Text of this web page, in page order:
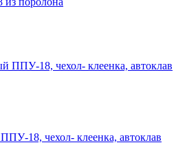
18, чехол- клеенка, автоклав